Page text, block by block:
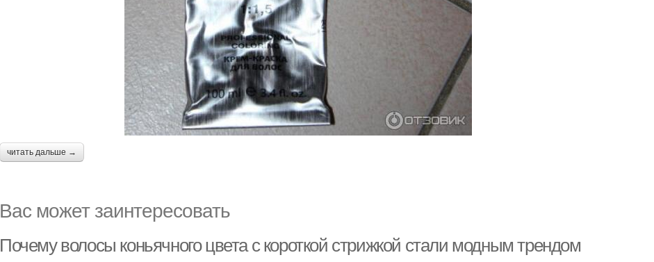
читать дальше →
Вас может заинтересовать
Почему волосы коньячного цвета с короткой стрижкой стали модным трендом